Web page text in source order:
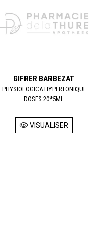
GIFRER BARBEZAT
PHYSIOLOGICA HYPERTONIQUE
DOSES 20*5ML
VISUALISER